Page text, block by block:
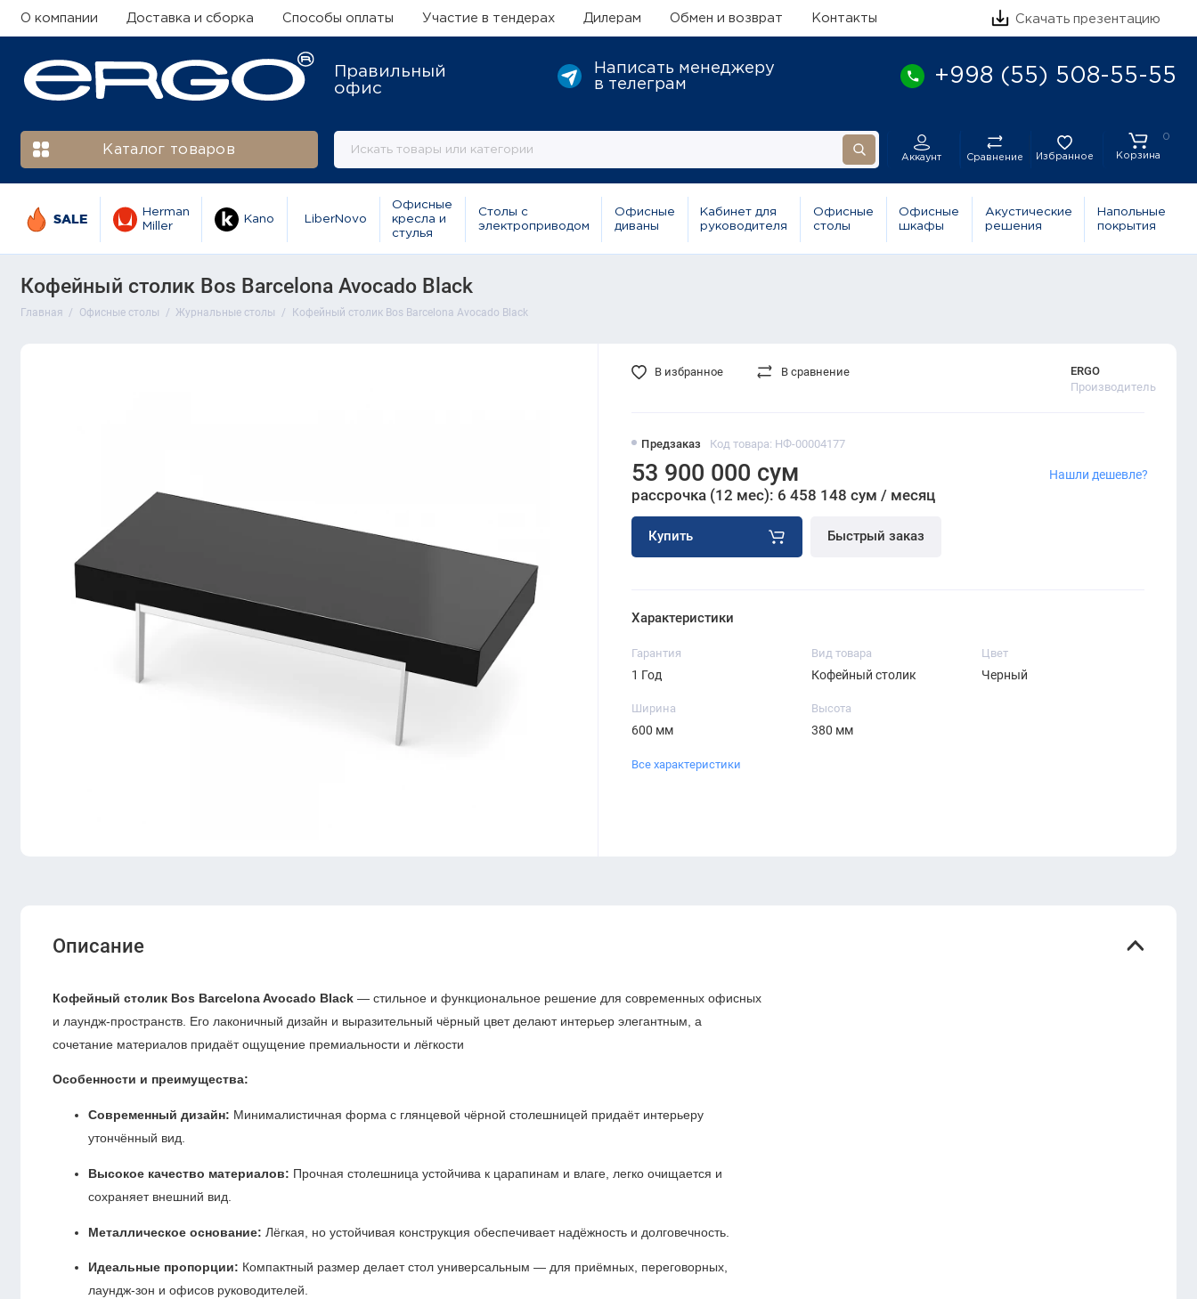
О компании Доставка и сборка Способы оплаты Участие в тендерах Дилерам Обмен и возврат Контакты Скачать презентацию
Правильный
офис
Написать менеджеру
в телеграм
+998 (55) 508-55-55
Каталог товаров
Аккаунт Сравнение Избранное
0
Корзина
SALE
Herman
Miller
Kano LiberNovo
Офисные
кресла и
стулья
Столы с
электроприводом
Офисные
диваны
Кабинет для
руководителя
Офисные
столы
Офисные
шкафы
Акустические
решения
Напольные
покрытия
Кофейный столик Bos Barcelona Avocado Black
Главная Офисные столы Журнальные столы Кофейный столик Bos Barcelona Avocado Black
Предзаказ Код товара: НФ-00004177
ERGO
Производитель
53 900 000 сум
рассрочка (12 мес): 6 458 148 сум / месяц
Купить Быстрый заказ
Нашли дешевле?
В избранное В сравнение
Характеристики
Гарантия
1 Год
Вид товара
Кофейный столик
Цвет
Черный
Ширина
600 мм
Высота
380 мм
Все характеристики
Описание
Кофейный столик Bos Barcelona Avocado Black — стильное и функциональное решение для современных офисных
и лаундж-пространств. Его лаконичный дизайн и выразительный чёрный цвет делают интерьер элегантным, а
сочетание материалов придаёт ощущение премиальности и лёгкости
Особенности и преимущества:
Современный дизайн: Минималистичная форма с глянцевой чёрной столешницей придаёт интерьеру
утончённый вид.
Высокое качество материалов: Прочная столешница устойчива к царапинам и влаге, легко очищается и
сохраняет внешний вид.
Металлическое основание: Лёгкая, но устойчивая конструкция обеспечивает надёжность и долговечность.
Идеальные пропорции: Компактный размер делает стол универсальным — для приёмных, переговорных,
лаундж-зон и офисов руководителей.